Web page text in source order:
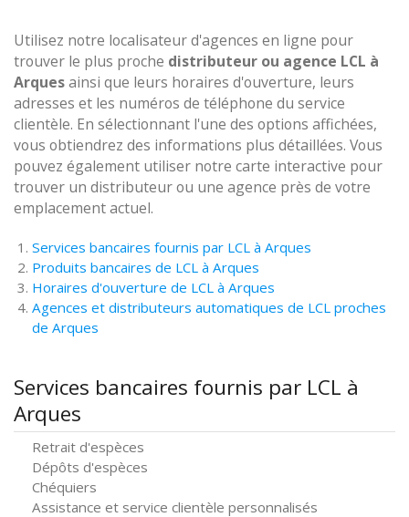
Utilisez notre localisateur d'agences en ligne pour
trouver le plus proche distributeur ou agence LCL à
Arquesainsi que leurs horaires d'ouverture, leurs
adresses et les numéros de téléphone du service
clientèle. En sélectionnant l'une des options affichées,
vous obtiendrez des informations plus détaillées. Vous
pouvez également utiliser notre carte interactive pour
trouver un distributeur ou une agence près de votre
emplacement actuel.
Services bancaires fournis par LCL à Arques
Produits bancaires de LCL à Arques
Horaires d'ouverture de LCL à Arques
Agences et distributeurs automatiques de LCL proches
de Arques
Services bancaires fournis par LCL à
Arques
Retrait d'espèces
Dépôts d'espèces
Chéquiers
Assistance et service clientèle personnalisés